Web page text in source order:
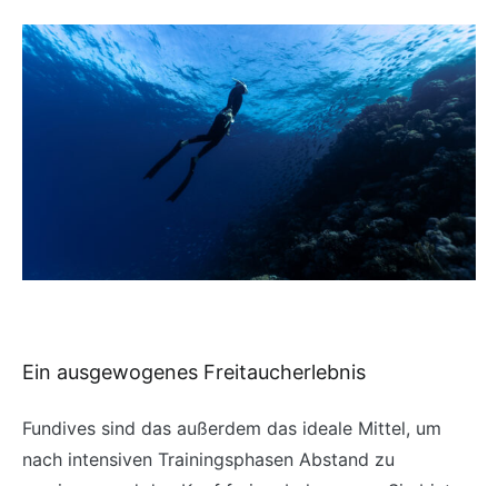
Ein ausgewogenes Freitaucherlebnis
Fundives sind das außerdem das ideale Mittel, um
nach intensiven Trainingsphasen Abstand zu